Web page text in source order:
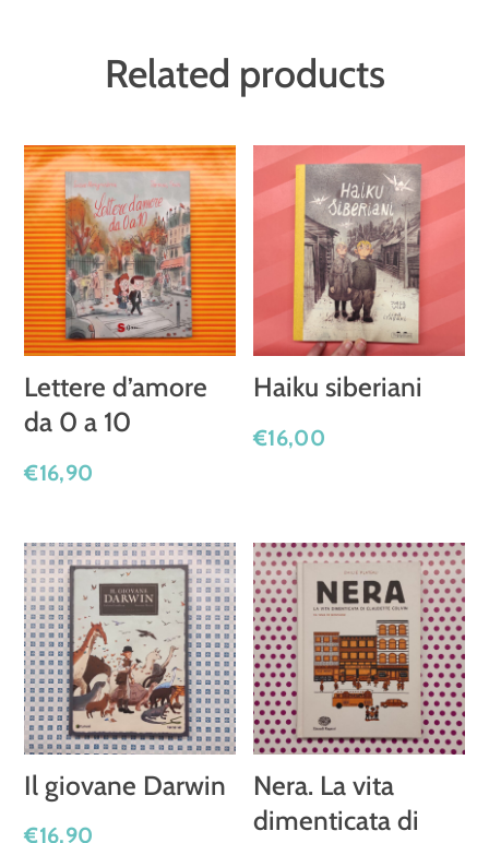
Related products
Lettere d’amore
da 0 a 10
€16,90
Haiku siberiani
€16,00
Il giovane Darwin
€16,90
Nera. La vita
dimenticata di